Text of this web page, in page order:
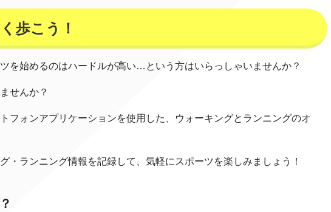
歩こう！
を始めるのはハードルが高い…という方はいらっしゃいませんか？
せんか？
フォンアプリケーションを使用した、ウォーキングとランニングのオ
・ランニング情報を記録して、気軽にスポーツを楽しみましょう！